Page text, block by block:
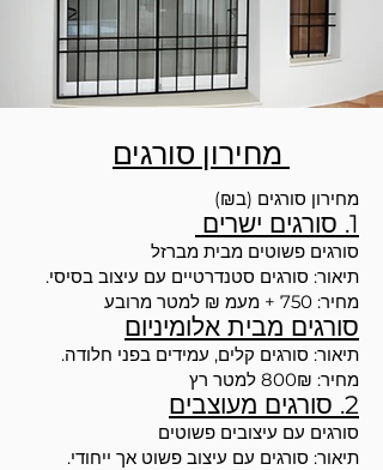
מחירון סורגים (ב₪)
1. סורגים ישרים
סורגים פשוטים מבית מברזל
תיאור: סורגים סטנדרטיים עם עיצוב בסיסי.
מחיר: 750 + מעמ ₪ למטר מרובע
סורגים מבית אלומיניום
תיאור: סורגים קלים, עמידים בפני חלודה.
מחיר: 800₪ למטר רץ
2. סורגים מעוצבים
סורגים עם עיצובים פשוטים
תיאור: סורגים עם עיצוב פשוט אך ייחודי.